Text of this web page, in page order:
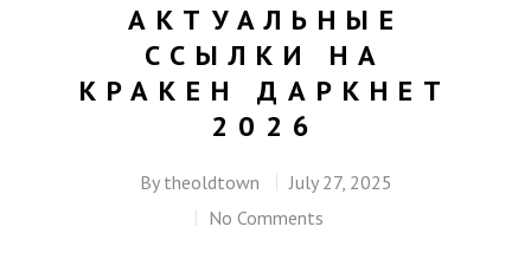
АКТУАЛЬНЫЕ
ССЫЛКИ НА
КРАКЕН ДАРКНЕТ
2026
By theoldtown
July 27, 2025
No Comments